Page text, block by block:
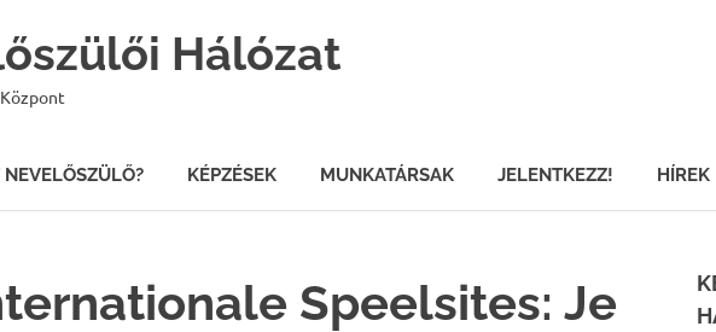
Hálózat
KÉPZÉSEK MUNKATÁRSAK JELENTKEZZ! HÍREK
Speelsites: Je